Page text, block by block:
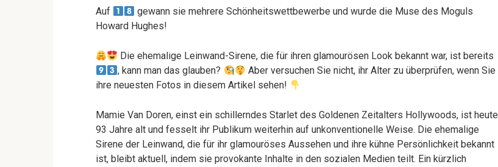
Auf
gewann sie mehrere Schönheitswettbewerbe und wurde die Muse des Moguls
Howard Hughes!
Die ehemalige Leinwand-Sirene, die für ihren glamourösen Look bekannt war, ist bereits
, kann man das glauben?
Aber versuchen Sie nicht, ihr Alter zu überprüfen, wenn Sie
ihre neuesten Fotos in diesem Artikel sehen!
Mamie Van Doren, einst ein schillerndes Starlet des Goldenen Zeitalters Hollywoods, ist heute
93 Jahre alt und fesselt ihr Publikum weiterhin auf unkonventionelle Weise. Die ehemalige
Sirene der Leinwand, die für ihr glamouröses Aussehen und ihre kühne Persönlichkeit bekannt
ist, bleibt aktuell, indem sie provokante Inhalte in den sozialen Medien teilt. Ein kürzlich